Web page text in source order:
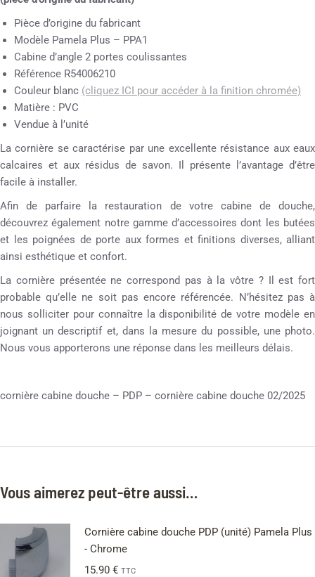
Pièce d’origine du fabricant
Modèle Pamela Plus – PPA1
Cabine d’angle 2 portes coulissantes
Référence R54006210
Couleur blanc (cliquez ICI pour accéder à la finition chromée)
Matière : PVC
Vendue à l’unité
La cornière se caractérise par une excellente résistance aux eaux
calcaires et aux résidus de savon. Il présente l’avantage d’être
facile à installer.
Afin de parfaire la restauration de votre cabine de douche,
découvrez également notre gamme d’accessoires dont les butées
et les poignées de porte aux formes et finitions diverses, alliant
ainsi esthétique et confort.
La cornière présentée ne correspond pas à la vôtre ? Il est fort
probable qu’elle ne soit pas encore référencée. N’hésitez pas à
nous solliciter pour connaître la disponibilité de votre modèle en
joignant un descriptif et, dans la mesure du possible, une photo.
Nous vous apporterons une réponse dans les meilleurs délais.
cornière cabine douche – PDP – cornière cabine douche 02/2025
Vous aimerez peut-être aussi…
Cornière cabine douche PDP (unité) Pamela Plus
- Chrome
15.90 € TTC